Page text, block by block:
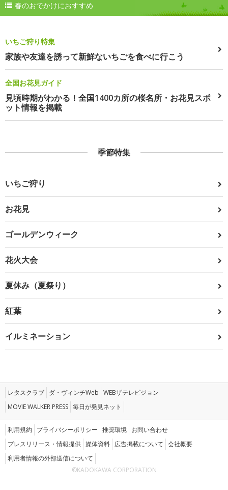
春のおでかけにおすすめ
いちご狩り特集
家族や友達を誘って新鮮ないちごを食べに行こう
全国お花見ガイド
見頃時期がわかる！全国1400カ所の桜名所・お花見スポ
ット情報を掲載
季節特集
いちご狩り
お花見
ゴールデンウィーク
花火大会
夏休み（夏祭り）
紅葉
イルミネーション
レタスクラブ ダ・ヴィンチWeb WEBザテレビジョン
MOVIE WALKER PRESS 毎日が発見ネット
利用規約 プライバシーポリシー 推奨環境 お問い合わせ
プレスリリース・情報提供 媒体資料 広告掲載について 会社概要
利用者情報の外部送信について
©KADOKAWA CORPORATION